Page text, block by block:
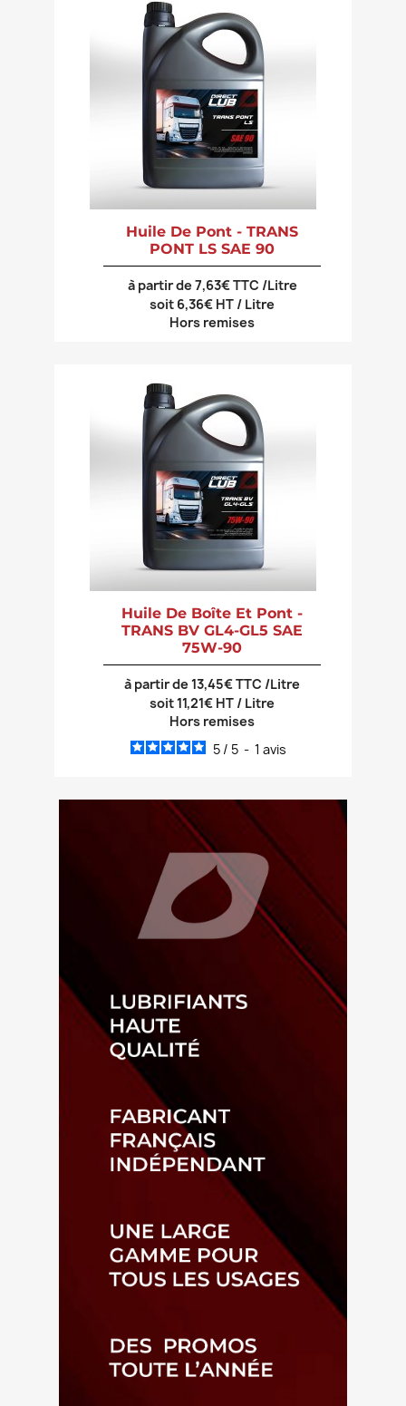
Huile De Pont - TRANS
PONT LS SAE 90
à partir de 7,63€ TTC /Litre
soit 6,36€ HT / Litre
Hors remises
Huile De Boîte Et Pont -
TRANS BV GL4-GL5 SAE
75W-90
à partir de 13,45€ TTC /Litre
soit 11,21€ HT / Litre
Hors remises
5 / 5 - 1 avis